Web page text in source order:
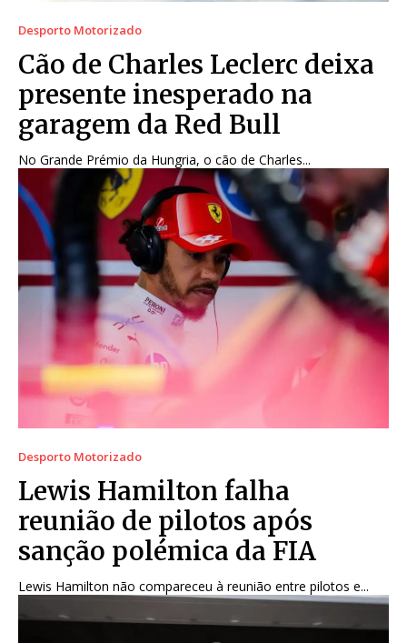
Desporto Motorizado
Cão de Charles Leclerc deixa
presente inesperado na
garagem da Red Bull
No Grande Prémio da Hungria, o cão de Charles...
Desporto Motorizado
Lewis Hamilton falha
reunião de pilotos após
sanção polémica da FIA
Lewis Hamilton não compareceu à reunião entre pilotos e...